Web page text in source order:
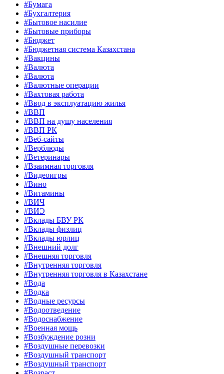
#Бумага
#Бухгалтерия
#Бытовое насилие
#Бытовые приборы
#Бюджет
#Бюджетная система Казахстана
#Вакцины
#Валюта
#Валюта
#Валютные операции
#Вахтовая работа
#Ввод в эксплуатацию жилья
#ВВП
#ВВП на душу населения
#ВВП РК
#Веб-сайты
#Верблюды
#Ветеринары
#Взаимная торговля
#Видеоигры
#Вино
#Витамины
#ВИЧ
#ВИЭ
#Вклады БВУ РК
#Вклады физлиц
#Вклады юрлиц
#Внешний долг
#Внешняя торговля
#Внутренняя торговля
#Внутренняя торговля в Казахстане
#Вода
#Водка
#Водные ресурсы
#Водоотведение
#Водоснабжение
#Военная мощь
#Возбуждение розни
#Воздушные перевозки
#Воздушный транспорт
#Воздушный транспорт